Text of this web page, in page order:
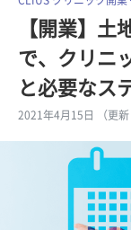
開業医のリアル
集患のコツ
【開業】土
で、クリニ
と必要なス
2021年4月15日 （更新